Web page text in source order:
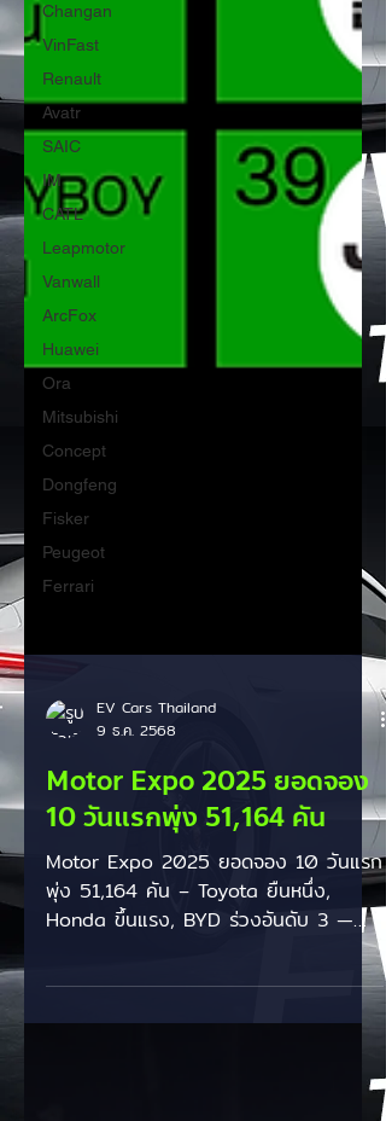
Changan
VinFast
Renault
Avatr
SAIC
IM
CATL
Leapmotor
Vanwall
ArcFox
Huawei
Ora
Mitsubishi
Concept
Dongfeng
Fisker
Peugeot
Ferrari
9 ธ.ค. 2568
Motor Expo 2025 ยอดจอง
10 วันแรกพุ่ง 51,164 คัน
Motor Expo 2025 ยอดจอง 10 วันแรก
พุ่ง 51,164 คัน – Toyota ยืนหนึ่ง,
ขบวนทัพแบรนด์จีนเบียดเดือดทั้งตาราง
ยอดจองรถยนต์ในงาน Motor Expo